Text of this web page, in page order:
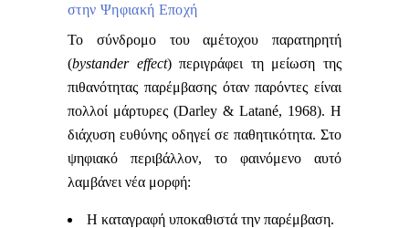
στην Ψηφιακή Εποχή
Το σύνδρομο του αμέτοχου παρατηρητή
(bystander effect) περιγράφει τη μείωση της
πιθανότητας παρέμβασης όταν παρόντες είναι
πολλοί μάρτυρες (Darley & Latané, 1968). Η
διάχυση ευθύνης οδηγεί σε παθητικότητα. Στο
ψηφιακό περιβάλλον, το φαινόμενο αυτό
λαμβάνει νέα μορφή:
Η καταγραφή υποκαθιστά την παρέμβαση.